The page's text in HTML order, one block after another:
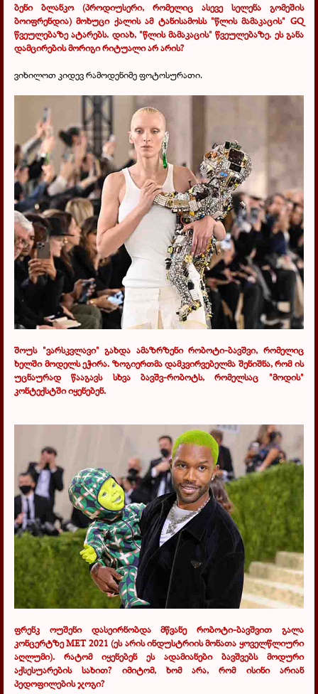
ბენი ბლანკო (პროდიუსერი, რომელიც ასევე სელენა გომეშის
ბოიფრენდია) მოხუცი ქალის ამ ტანისამოსს "წლის მამაკაცის" GQ
წვეულებაზე ატარებს. დიახ, "წლის მამაკაცის" წვეულებაზე. ეს განა
დამცირების მორიგი რიტუალი არ არის?
ვიხილოთ კიდევ რამოდენიმე ფოტოსურათი.
შოუს "ვარსკვლავი" გახდა ამაზრზენი რობოტი-ბავშვი, რომელიც
ხელში მოდელს ეჭირა. ზოგიერთმა დამკვირვებელმა შენიშნა, რომ ის
უცნაურად წააგავს სხვა ბავშვ-რობოტს, რომელსაც "მოდის"
კონტექსტში იყენებენ.
ფრენკ ოუშენი დასეირნობდა მწვანე რობოტი-ბავშვით გალა
კონცერტზეMET 2021 (ეს არის ინდუსტრიის მონათა ყოველწლიური
აღლუმი). რატომ იყენებენ ეს ადამიანები ბავშვებს მოდური
აქსესუარების სახით? იმიტომ, ხომ არა, რომ ისინი არიან
პედოფილების ჯოგი?